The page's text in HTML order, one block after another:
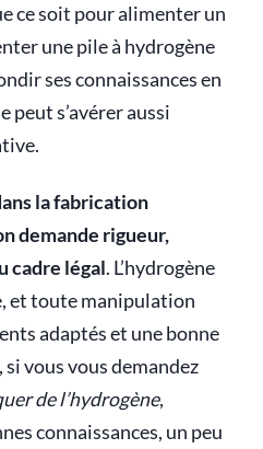
ce soit pour alimenter un
une pile à hydrogène
ses connaissances en
peut s’avérer aussi
la fabrication
demande rigueur,
cadre légal. L’hydrogène
et toute manipulation
adaptés et une bonne
vous vous demandez
de l’hydrogène,
connaissances, un peu